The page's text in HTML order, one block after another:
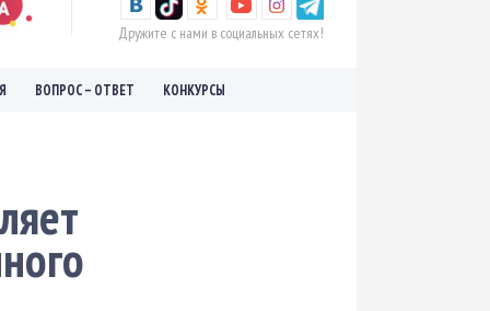
Дружите с нами в социальных сетях!
ВОПРОС – ОТВЕТ КОНКУРСЫ